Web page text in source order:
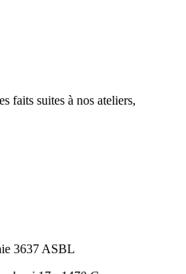
faits suites à nos ateliers,
3637 ASBL